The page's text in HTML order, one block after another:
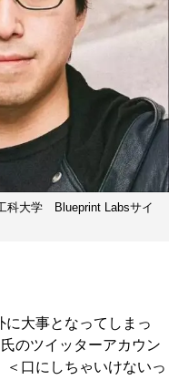
科大学 Blueprint Labsサイ
大事となってしまっ
のツイッターアカウン
＜口にしちゃいけないっ